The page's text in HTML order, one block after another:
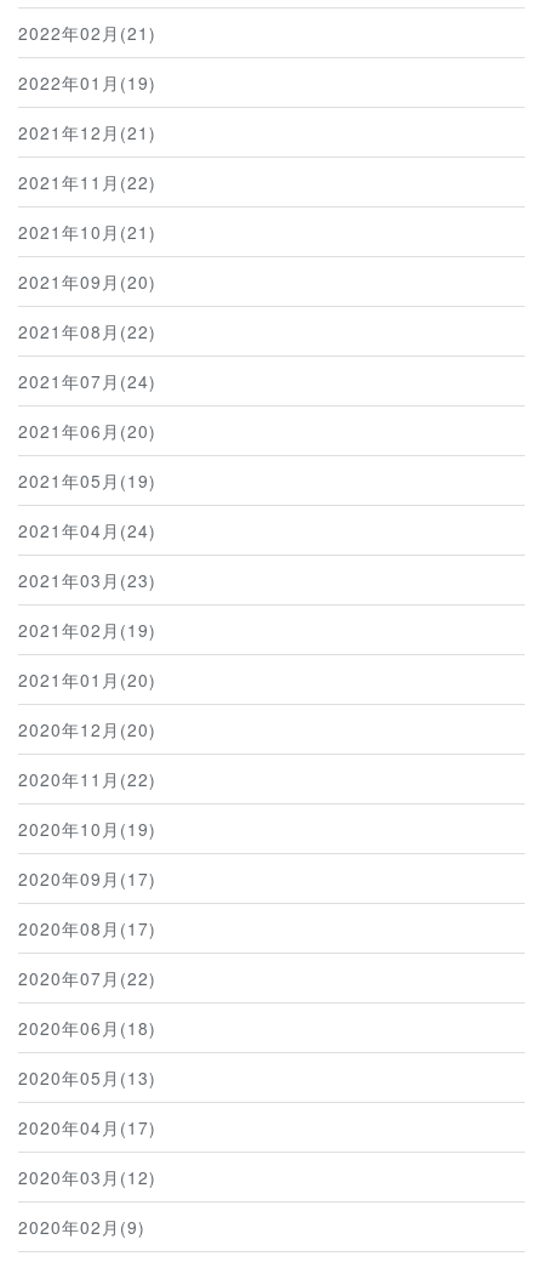
2022年02月(21)
2022年01月(19)
2021年12月(21)
2021年11月(22)
2021年10月(21)
2021年09月(20)
2021年08月(22)
2021年07月(24)
2021年06月(20)
2021年05月(19)
2021年04月(24)
2021年03月(23)
2021年02月(19)
2021年01月(20)
2020年12月(20)
2020年11月(22)
2020年10月(19)
2020年09月(17)
2020年08月(17)
2020年07月(22)
2020年06月(18)
2020年05月(13)
2020年04月(17)
2020年03月(12)
2020年02月(9)